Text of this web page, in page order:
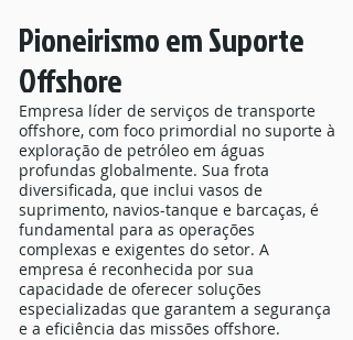
Pioneirismo em Suporte
Offshore
Empresa líder de serviços de transporte
offshore, com foco primordial no suporte à
exploração de petróleo em águas
profundas globalmente. Sua frota
diversificada, que inclui vasos de
suprimento, navios-tanque e barcaças, é
fundamental para as operações
complexas e exigentes do setor. A
empresa é reconhecida por sua
capacidade de oferecer soluções
especializadas que garantem a segurança
e a eficiência das missões offshore.